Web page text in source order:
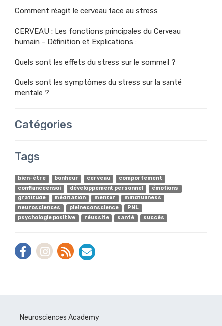
Comment réagit le cerveau face au stress
CERVEAU : Les fonctions principales du Cerveau
humain - Définition et Explications :
Quels sont les effets du stress sur le sommeil ?
Quels sont les symptômes du stress sur la santé
mentale ?
Catégories
Tags
bien-être bonheur cerveau
comportement
confianceensoi
développement personnel
émotions
gratitude
méditation mentor
mindfullness
neurosciences
pleineconscience
PNL
psychologie positive
réussite santé succès
Neurosciences Academy